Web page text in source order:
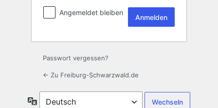
Angemeldet bleiben
Passwort vergessen?
← Zu Freiburg-Schwarzwald.de
Sprache